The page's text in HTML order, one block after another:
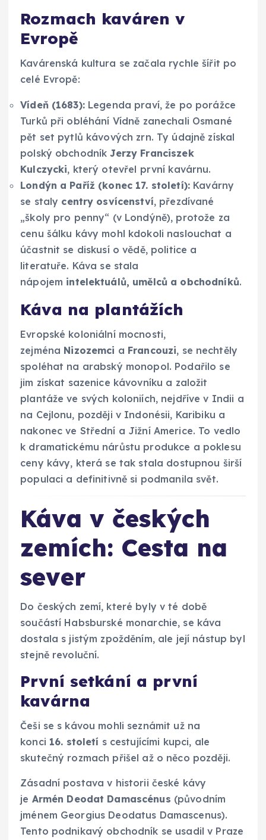
Rozmach kaváren v
Evropě
Kavárenská kultura se začala rychle šířit po
celé Evropě:
Vídeň (1683):Legenda praví, že po porážce
Turků při obléhání Vídně zanechali Osmané
pět set pytlů kávových zrn. Ty údajně získal
polský obchodníkJerzy Franciszek
Kulczycki, který otevřel první kavárnu.
Londýn a Paříž (konec 17. století): Kavárny
se staly centry osvícenství, přezdívané
„školy pro penny“ (v Londýně), protože za
cenu šálku kávy mohl kdokoli naslouchat a
účastnit se diskusí o vědě, politice a
literatuře. Káva se stala
nápojem intelektuálů, umělců a obchodníků.
Káva na plantážích
Evropské koloniální mocnosti,
zejména Nizozemci a Francouzi, se nechtěly
spoléhat na arabský monopol. Podařilo se
jim získat sazenice kávovníku a založit
plantáže ve svých koloniích, nejdříve v Indii a
na Cejlonu, později v Indonésii, Karibiku a
nakonec ve Střední a Jižní Americe. To vedlo
k dramatickému nárůstu produkce a poklesu
ceny kávy, která se tak stala dostupnou širší
populaci a definitivně si podmanila svět.
Káva v českých
zemích: Cesta na
sever
Do českých zemí, které byly v té době
součástí Habsburské monarchie, se káva
dostala s jistým zpožděním, ale její nástup byl
stejně revoluční.
První setkání a první
kavárna
Češi se s kávou mohli seznámit už na
konci 16. století s cestujícími kupci, ale
skutečný rozmach přišel až o něco později.
Zásadní postava v historii české kávy
je Armén Deodat Damascénus (původním
jménem Georgius Deodatus Damascenus).
Tento podnikavý obchodník se usadil v Praze